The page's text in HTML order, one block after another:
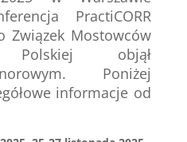
PractiCORR
Związek Mostowców
Polskiej objął
Poniżej
informacje od